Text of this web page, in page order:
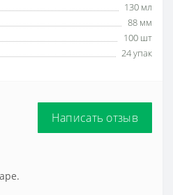
130 мл
88 мм
100 шт
24 упак
Написать отзыв